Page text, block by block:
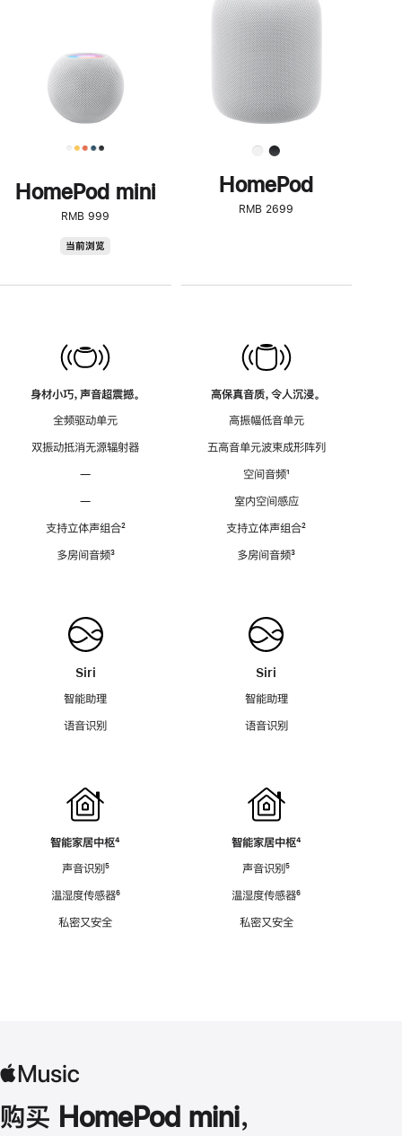
HomePod mini
RMB 999
当前浏览
身材小巧，声音超震撼。
全频驱动单元
双振动抵消无源辐射器
—
—
支持立体声组合脚
²
多房间音频脚
³
Siri
智能助理
语音识别
智能家居中枢脚
⁴
声音识别脚
⁵
温湿度传感器脚
⁶
私密又安全
了
解
HomePod<
HomePod
RMB 2699
高保真音质，令人沉浸。
高振幅低音单元
五高音单元波束成形阵列
空间音频脚
¹
室内空间感应
支持立体声组合脚
²
多房间音频脚
³
Siri
智能助理
语音识别
智能家居中枢脚
⁴
声音识别脚
⁵
温湿度传感器脚
⁶
私密又安全
购买 HomePod mini，